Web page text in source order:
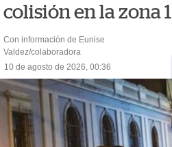
colisión en la zona 1
Con información de Eunise
Valdez/colaboradora
10 de agosto de 2026, 00:36